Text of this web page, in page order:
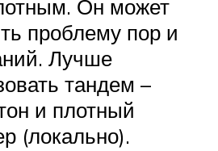
Он может
проблему пор и
Лучше
тандем –
и плотный
(локально).